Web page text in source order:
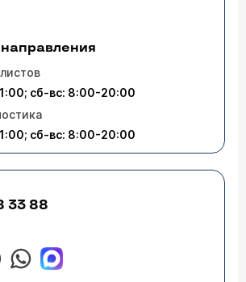
сб-вс: 8:00-20:00
сб-вс: 8:00-20:00
33 88